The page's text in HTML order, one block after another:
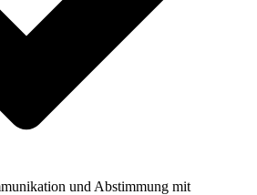
und Abstimmung mit